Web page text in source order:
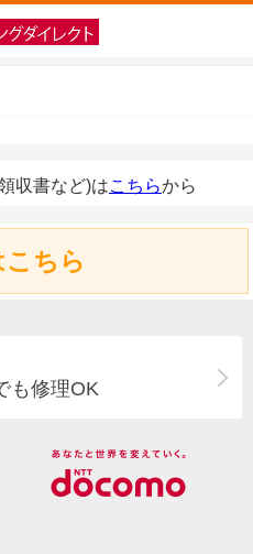
収書など)はこちらから
ちら
も修理OK